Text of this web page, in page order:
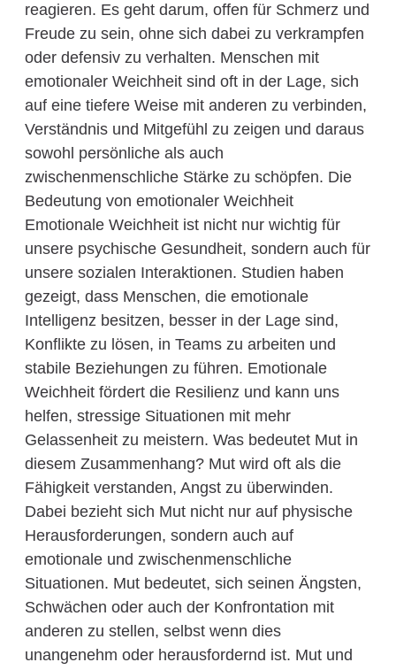
reagieren. Es geht darum, offen für Schmerz und
Freude zu sein, ohne sich dabei zu verkrampfen
oder defensiv zu verhalten. Menschen mit
emotionaler Weichheit sind oft in der Lage, sich
auf eine tiefere Weise mit anderen zu verbinden,
Verständnis und Mitgefühl zu zeigen und daraus
sowohl persönliche als auch
zwischenmenschliche Stärke zu schöpfen. Die
Bedeutung von emotionaler Weichheit
Emotionale Weichheit ist nicht nur wichtig für
unsere psychische Gesundheit, sondern auch für
unsere sozialen Interaktionen. Studien haben
gezeigt, dass Menschen, die emotionale
Intelligenz besitzen, besser in der Lage sind,
Konflikte zu lösen, in Teams zu arbeiten und
stabile Beziehungen zu führen. Emotionale
Weichheit fördert die Resilienz und kann uns
helfen, stressige Situationen mit mehr
Gelassenheit zu meistern. Was bedeutet Mut in
diesem Zusammenhang? Mut wird oft als die
Fähigkeit verstanden, Angst zu überwinden.
Dabei bezieht sich Mut nicht nur auf physische
Herausforderungen, sondern auch auf
emotionale und zwischenmenschliche
Situationen. Mut bedeutet, sich seinen Ängsten,
Schwächen oder auch der Konfrontation mit
anderen zu stellen, selbst wenn dies
unangenehm oder herausfordernd ist. Mut und